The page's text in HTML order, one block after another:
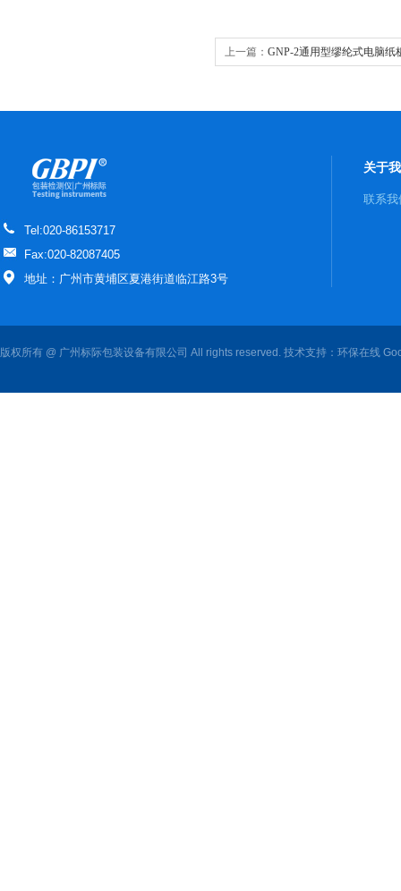
上一篇： GNP-2通用型缪纶式电脑纸
Tel:020-86153717
Fax:020-82087405
地址：广州市黄埔区夏港街道临江路3号
关于
联系我
版权所有 @ 广州标际包装设备有限公司 All rights reserved. 技术支持： 环保在线